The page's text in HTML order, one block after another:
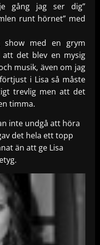
gång jag ser dig”
runt hörnet” med
med en grym
det blev en mysig
musik, även om jag
i Lisa så måste
trevlig men att det
timma.
inte undgå att höra
det hela ett topp
än att ge Lisa